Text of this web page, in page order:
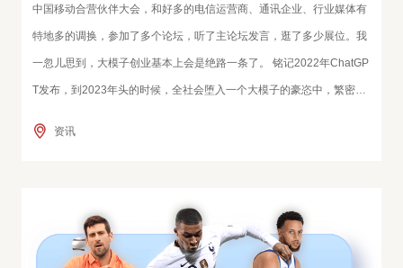
中国移动合营伙伴大会，和好多的电信运营商、通讯企业、行业媒体有
特地多的调换，参加了多个论坛，听了主论坛发言，逛了多少展位。我
一忽儿思到，大模子创业基本上会是绝路一条了。 铭记2022年ChatGP
T发布，到2023年头的时候，全社会堕入一个大模子的豪恣中，繁密的
资讯